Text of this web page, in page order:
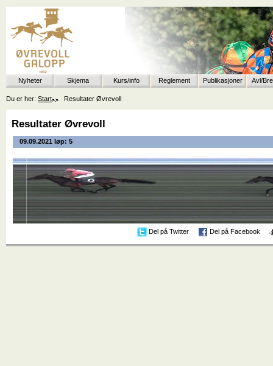
Nyheter Skjema Kurs/info Reglement Publikasjoner Avl/
Du er her: Start Resultater Øvrevoll
Resultater Øvrevoll
09.09.2021 løp: 5
Del på Twitter Del på Facebook